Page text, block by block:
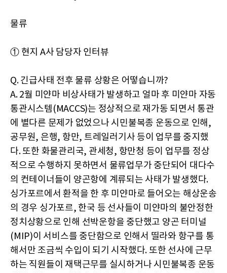
물류
① 현지 A사 담당자 인터뷰
Q. 긴급사태 전후 물류 상황은 어떻습니까?
A. 2월 미얀마 비상사태가 발생하고 얼마 후 미얀마 자동
통관시스템(MACCS)는 정상적으로 재가동 되면서 통관
에 별다른 문제가 없었으나 시민불복종 운동으로 인해,
공무원, 은행, 항만, 트레일러기사 등이 업무를 중지했
다. 또한 화물관리국, 관세청, 항만청 등이 업무를 정상
적으로 수행하지 못하면서 물류업무가 중단되어 대다수
의 컨테이너들이 양곤항에 계류되는 사태가 발생했다.
싱가포르에서 환적을 한 후 미얀마로 들어오는 해상운송
의 경우 싱가포르, 한국 등 선사들이 미얀마의 불안정한
정치상황으로 인해 선박운항을 중단했고 양곤 터미널
(MIP)이 서비스를 중단함으로 인해서 띨라와 항구를 통
해서만 조금씩 수입이 되기 시작했다. 또한 선사에 근무
하는 직원들이 재택근무를 실시하거나 시민불복종 운동